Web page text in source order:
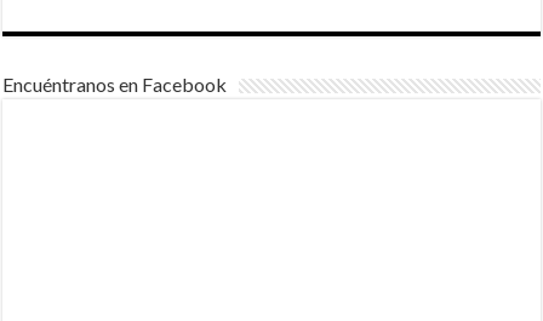
Encuéntranos en Facebook